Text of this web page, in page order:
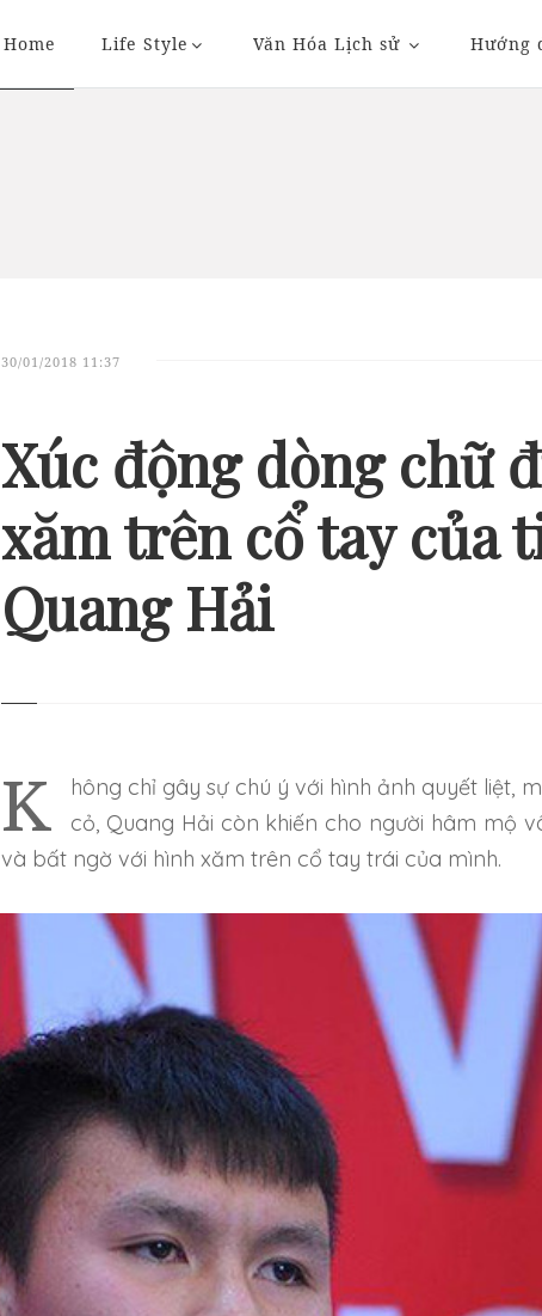
Home Life Style Văn Hóa Lịch sử Hướng
30/01/2018 11:37
Xúc động dòng chữ
xăm trên cổ tay của
Quang Hải
Không chỉ gây sự chú ý với hình ảnh quyết liệt, mạnh mẽ trên sân
cỏ, Quang Hải còn khiến cho người hâm mộ
và bất ngờ với hình xăm trên cổ tay trái của mình.
13 Ý TƯỞNG HÌNH XĂM ĐƠN